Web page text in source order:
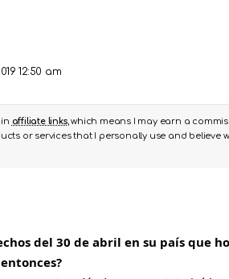
12:50 am
affiliate links, which means I may earn a
or services that I personally use and believe
del 30 de abril en su país que